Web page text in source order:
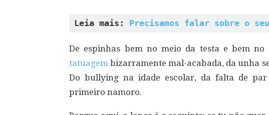
Leia mais: Precisamos falar sobre o
De espinhas bem no meio da testa e bem
tatuagem bizarramente mal-acabada, da unha
Do bullying na idade escolar, da falta de
primeiro namoro.